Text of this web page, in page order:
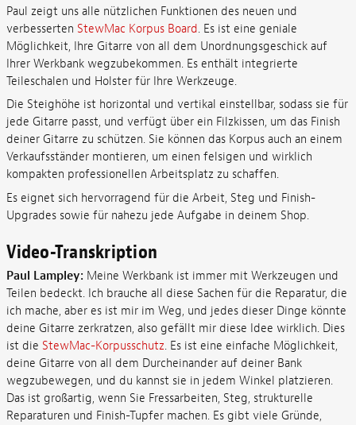
Paul zeigt uns alle nützlichen Funktionen des neuen und
verbesserten StewMac Korpus Board. Es ist eine geniale
Möglichkeit, Ihre Gitarre von all dem Unordnungsgeschick auf
Ihrer Werkbank wegzubekommen. Es enthält integrierte
Teileschalen und Holster für Ihre Werkzeuge.
Die Steighöhe ist horizontal und vertikal einstellbar, sodass sie für
jede Gitarre passt, und verfügt über ein Filzkissen, um das Finish
deiner Gitarre zu schützen. Sie können das Korpus auch an einem
Verkaufsständer montieren, um einen felsigen und wirklich
kompakten professionellen Arbeitsplatz zu schaffen.
Es eignet sich hervorragend für die Arbeit, Steg und Finish-
Upgrades sowie für nahezu jede Aufgabe in deinem Shop.
Video-Transkription
Paul Lampley: Meine Werkbank ist immer mit Werkzeugen und
Teilen bedeckt. Ich brauche all diese Sachen für die Reparatur, die
ich mache, aber es ist mir im Weg, und jedes dieser Dinge könnte
deine Gitarre zerkratzen, also gefällt mir diese Idee wirklich. Dies
ist die StewMac-Korpusschutz. Es ist eine einfache Möglichkeit,
deine Gitarre von all dem Durcheinander auf deiner Bank
wegzubewegen, und du kannst sie in jedem Winkel platzieren.
Das ist großartig, wenn Sie Fressarbeiten, Steg, strukturelle
Reparaturen und Finish-Tupfer machen. Es gibt viele Gründe,